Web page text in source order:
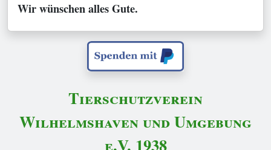
Wir wünschen alles Gute.
Tierschutzverein
Wilhelmshaven und Umgebung
e.V. 1938